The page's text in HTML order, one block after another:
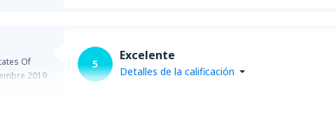
Of
2019
5
Excelente
Detalles de la calificación